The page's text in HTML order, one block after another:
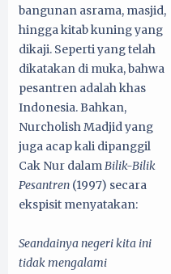
bangunan asrama, masjid,
hingga kitab kuning yang
dikaji. Seperti yang telah
dikatakan di muka, bahwa
pesantren adalah khas
Indonesia. Bahkan,
Nurcholish Madjid yang
juga acap kali dipanggil
Cak Nur dalamBilik-Bilik
Pesantren (1997) secara
ekspisit menyatakan:
Seandainya negeri kita ini
tidak mengalami